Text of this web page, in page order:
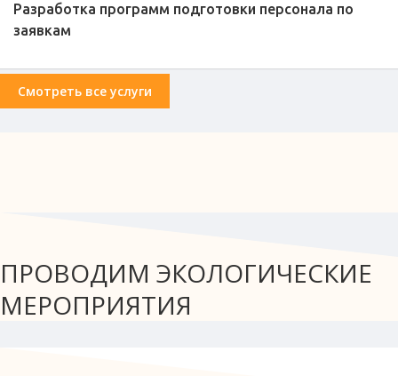
Разработка программ подготовки персонала по
заявкам
Смотреть все услуги
ПРОВОДИМ ЭКОЛОГИЧЕСКИЕ
МЕРОПРИЯТИЯ